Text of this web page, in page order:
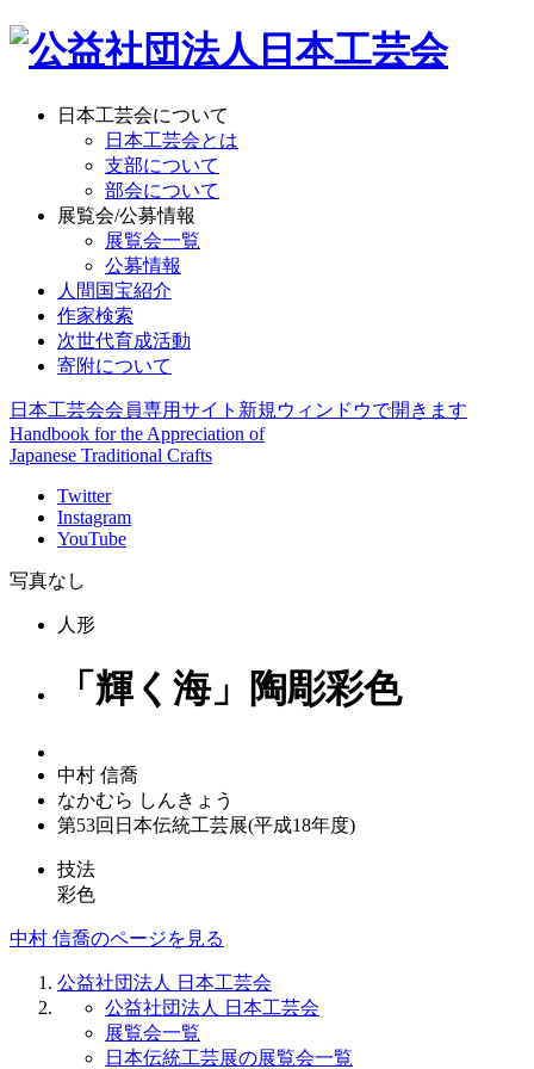
日本工芸会について
日本工芸会とは
支部について
部会について
展覧会/公募情報
展覧会一覧
公募情報
人間国宝紹介
作家検索
次世代育成活動
寄附について
日本工芸会会員専用サイト 新規ウィンドウで開きます
Handbook for the Appreciation of
Japanese Traditional Crafts
Twitter
Instagram
YouTube
写真なし
人形
「輝く海」陶彫彩色
中村 信喬
なかむら しんきょう
第53回日本伝統工芸展(平成18年度)
技法
彩色
中村 信喬のページを見る
公益社団法人 日本工芸会
公益社団法人 日本工芸会
展覧会一覧
日本伝統工芸展の展覧会一覧